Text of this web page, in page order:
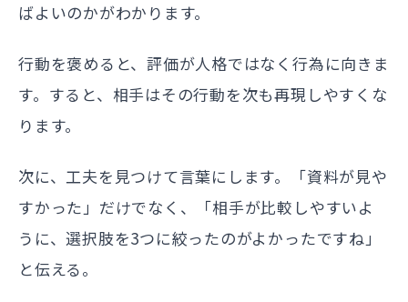
ばよいのかがわかります。
行動を褒めると、評価が人格ではなく行為に向きま
す。すると、相手はその行動を次も再現しやすくな
ります。
次に、工夫を見つけて言葉にします。「資料が見や
すかった」だけでなく、「相手が比較しやすいよ
うに、選択肢を3つに絞ったのがよかったですね」
と伝える。